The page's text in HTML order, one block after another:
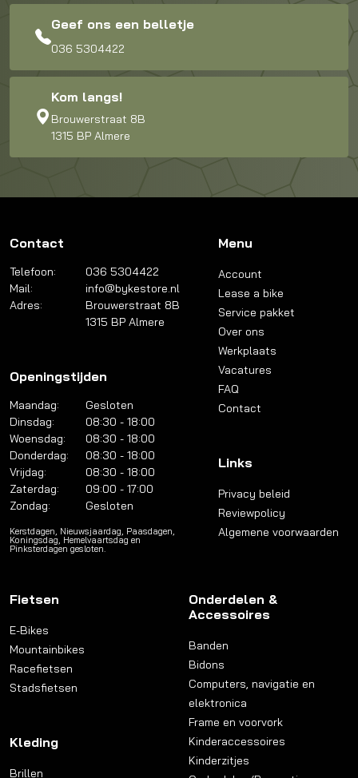
Geef ons een belletje
036 5304422
Kom langs!
Brouwerstraat 8B
1315 BP Almere
Contact
Telefoon:
036 5304422
Mail:
info@bykestore.nl
Adres:
Brouwerstraat 8B
1315 BP Almere
Openingstijden
Maandag:
Gesloten
Dinsdag:
08:30 - 18:00
Woensdag:
08:30 - 18:00
Donderdag:
08:30 - 18:00
Vrijdag:
08:30 - 18:00
Zaterdag:
09:00 - 17:00
Zondag:
Gesloten
Kerstdagen, Nieuwsjaardag, Paasdagen,
Koningsdag, Hemelvaartsdag en
Pinksterdagen gesloten.
Menu
Account
Lease a bike
Service pakket
Over ons
Werkplaats
Vacatures
FAQ
Contact
Links
Privacy beleid
Reviewpolicy
Algemene voorwaarden
Fietsen
E-Bikes
Mountainbikes
Racefietsen
Stadsfietsen
Kleding
Brillen
Onderdelen &
Accessoires
Banden
Bidons
Computers, navigatie en
elektronica
Frame en voorvork
Kinderaccessoires
Kinderzitjes